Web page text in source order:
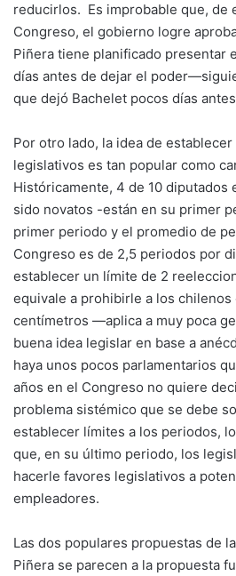
reducirlos. Es improbable que, de
Congreso, el gobierno logre
Piñera tiene planificado presentar
días antes de dejar el
que dejó Bachelet pocos días
Por otro lado, la idea de
legislativos es tan popular como
Históricamente, 4 de 10 diputados
sido novatos -están en su primer
primer periodo y el promedio de
Congreso es de 2,5 periodos por
establecer un límite de 2
equivale a prohibirle a los chilenos
centímetros —aplica a muy poca
buena idea legislar en base a
haya unos pocos parlamentarios
años en el Congreso no quiere
problema sistémico que se debe
establecer límites a los periodos,
que, en su último periodo, los
hacerle favores legislativos a
empleadores.
Las dos populares propuestas de
Piñera se parecen a la propuesta